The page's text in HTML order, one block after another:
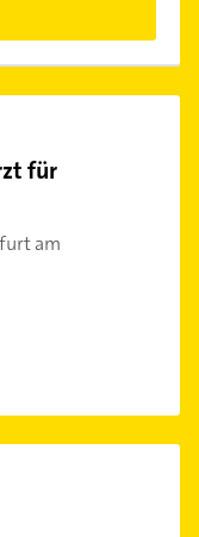
für
am